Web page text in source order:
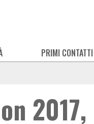
PRIMI CONTATTI